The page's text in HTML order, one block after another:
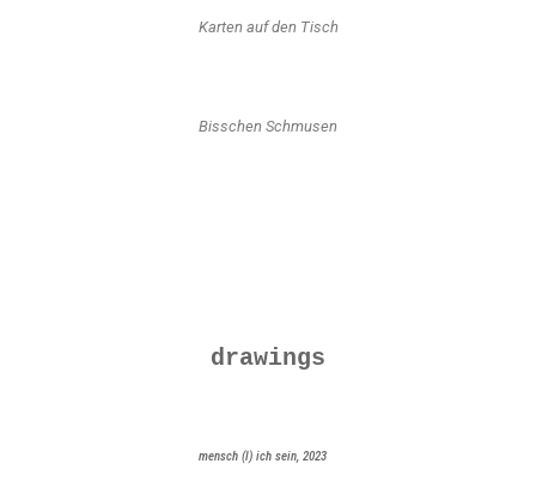
Karten auf den Tisch
Bisschen Schmusen
drawings
mensch (l) ich sein, 2023